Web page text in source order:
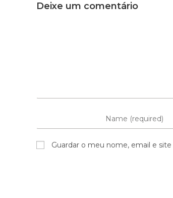
Deixe um comentário
Guardar o meu nome, email e